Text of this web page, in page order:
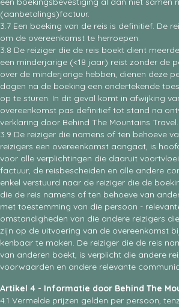
(aanbetalings)factuur.
3.7 Een boeking van de reis is definitief. De
om de overeenkomst te herroepen.
3.8 De reiziger die de reis boekt dient
een minderjarige (<18 jaar) reist zonder de
over de minderjarige hebben, dienen deze
dagen na de boeking een ondertekende
op te sturen. In dit geval komt in afwijking
overeenkomst pas definitief tot stand na
verklaring door Behind The Mountains Travel.
3.9 De reiziger die namens of ten behoeve
reizigers een overeenkomst aangaat, is
voor alle verplichtingen die daaruit
factuur, de reisbescheiden en alle andere
enkel verstuurd naar de reiziger die de
die de reis namens of ten behoeve van
met toestemming van die persoon -
omstandigheden van die andere reizigers
zijn op de uitvoering van de overeenkomst
kenbaar te maken. De reiziger die de reis
van anderen boekt, is verplicht die andere
voorwaarden en andere relevante
Artikel 4 - Informatie door Behind The
4.1 Vermelde prijzen gelden per persoon,